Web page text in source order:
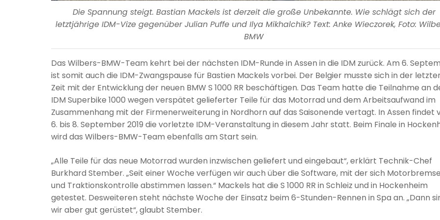
Die Spannung steigt. Bastian Mackels ist derzeit die große Unbekannte. Wie schlägt sich der
letztjährige IDM-Vize gegenüber Julian Puffe und Ilya Mikhalchik? Text: Anke Wieczorek, Foto:
BMW
Das Wilbers-BMW-Team kehrt bei der nächsten IDM-Runde in Assen in die IDM zurück. Am 6.
ist somit auch die IDM-Zwangspause für Bastien Mackels vorbei. Der Belgier musste sich in der
Zeit mit der Entwicklung der neuen BMW S 1000 RR beschäftigen. Das Team hatte die Teilnahme an
IDM Superbike 1000 wegen verspätet gelieferter Teile für das Motorrad und dem Arbeitsaufwand im
Zusammenhang mit der Firmenerweiterung in Nordhorn auf das Saisonende vertagt. In Assen findet
6. bis 8. September 2019 die vorletzte IDM-Veranstaltung in diesem Jahr statt. Beim Finale in
wird das Wilbers-BMW-Team ebenfalls am Start sein.
„Alle Teile für das neue Motorrad wurden inzwischen geliefert und eingebaut“, erklärt Technik-Chef
Burkhard Stember. „Seit einer Woche verfügen wir auch über die Software, mit der sich Motorbremse
und Traktionskontrolle abstimmen lassen.“ Mackels hat die S 1000 RR in Schleiz und in Hockenheim
getestet. Desweiteren steht nächste Woche der Einsatz beim 6-Stunden-Rennen in Spa an. „Dann
wir aber gut gerüstet“, glaubt Stember.